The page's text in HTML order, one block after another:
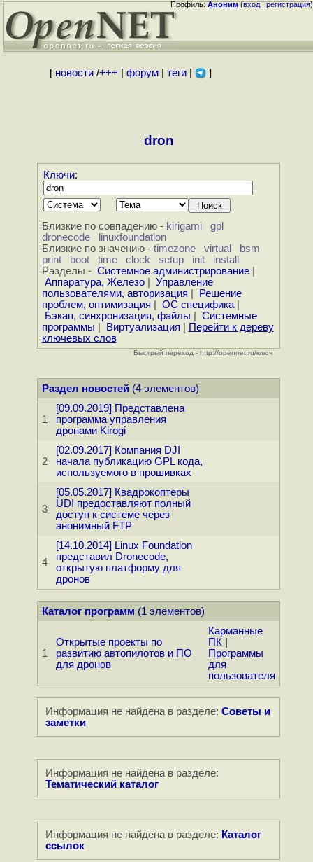
Профиль:Аноним(вход|регистрация)
[ новости/+++ форум| теги| ]
dron
Ключи:
Близкие по совпадению - kirigami
gpl
dronecode
linuxfoundation
Близкие по значению - timezone virtual
bsm
print
boot time clock setup init
install
Разделы - Системное администрирование|
Аппаратура, Железо| Управление
пользователями, авторизация
Решение
проблем, оптимизация
ОС специфика|
Бэкап, синхронизация, файлы
Системные
программы
Виртуализация
Перейти к дереву
ключевых слов
Быстрый переход - http://opennet.ru/ключ
Раздел новостей(4 элементов)
1
[09.09.2019] Представлена
программа управления
дронами Kirogi
2
[02.09.2017] Компания DJI
начала публикацию GPL кода,
используемого в прошивках
3
[05.05.2017] Квадрокоптеры
UDI предоставляют полный
доступ к системе через
анонимный FTP
4
[14.10.2014] Linux Foundation
представил Dronecode,
открытую платформу для
дронов
Каталог программ (1 элементов)
1
Открытые проекты по
развитию автопилотов и ПО
для дронов
Карманные
ПК
Программы
для
пользователя
Информация не найдена в разделе: Советы и
заметки
Информация не найдена в разделе:
Тематический каталог
Информация не найдена в разделе: Каталог
ссылок